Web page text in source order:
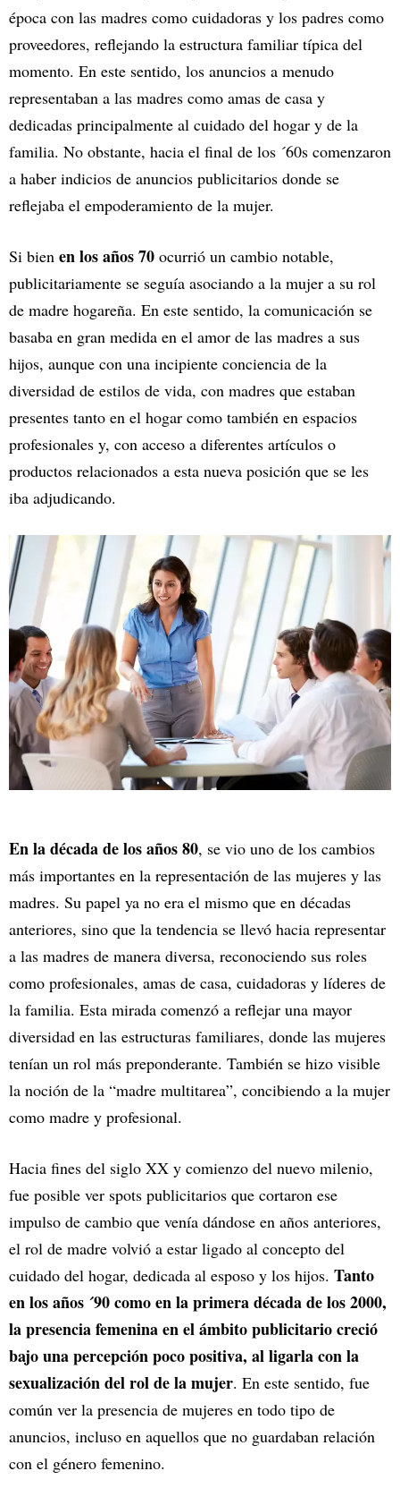
época con las madres como cuidadoras y los padres como
proveedores, reflejando la estructura familiar típica del
momento. En este sentido, los anuncios a menudo
representaban a las madres como amas de casa y
dedicadas principalmente al cuidado del hogar y de la
familia. No obstante, hacia el final de los ´60s comenzaron
a haber indicios de anuncios publicitarios donde se
reflejaba el empoderamiento de la mujer.
Si bien en los años 70 ocurrió un cambio notable,
publicitariamente se seguía asociando a la mujer a su rol
de madre hogareña. En este sentido, la comunicación se
basaba en gran medida en el amor de las madres a sus
hijos, aunque con una incipiente conciencia de la
diversidad de estilos de vida, con madres que estaban
presentes tanto en el hogar como también en espacios
profesionales y, con acceso a diferentes artículos o
productos relacionados a esta nueva posición que se les
iba adjudicando.
En la década de los años 80, se vio uno de los cambios
más importantes en la representación de las mujeres y las
madres. Su papel ya no era el mismo que en décadas
anteriores, sino que la tendencia se llevó hacia representar
a las madres de manera diversa, reconociendo sus roles
como profesionales, amas de casa, cuidadoras y líderes de
la familia. Esta mirada comenzó a reflejar una mayor
diversidad en las estructuras familiares, donde las mujeres
tenían un rol más preponderante. También se hizo visible
la noción de la “madre multitarea”, concibiendo a la mujer
como madre y profesional.
Hacia fines del siglo XX y comienzo del nuevo milenio,
fue posible ver spots publicitarios que cortaron ese
impulso de cambio que venía dándose en años anteriores,
el rol de madre volvió a estar ligado al concepto del
cuidado del hogar, dedicada al esposo y los hijos. Tanto
en los años ´90 como en la primera década de los 2000,
la presencia femenina en el ámbito publicitario creció
bajo una percepción poco positiva, al ligarla con la
sexualización del rol de la mujer. En este sentido, fue
común ver la presencia de mujeres en todo tipo de
anuncios, incluso en aquellos que no guardaban relación
con el género femenino.